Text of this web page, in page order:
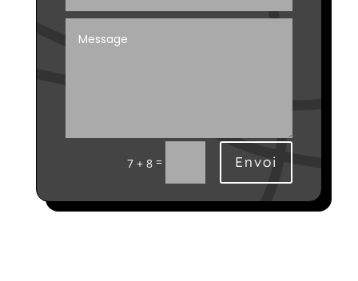
7 + 8 = Envoi